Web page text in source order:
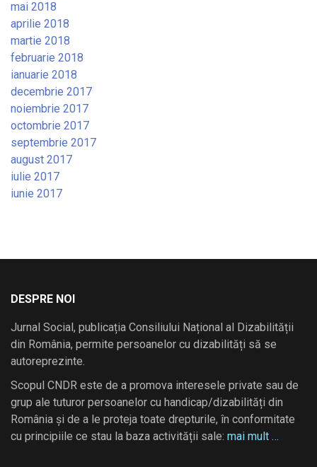
mai 2018
aprilie 2018
martie 2018
februarie 2018
ianuarie 2018
decembrie 2017
noiembrie 2017
octombrie 2017
septembrie 2017
august 2017
iulie 2017
iunie 2017
DESPRE NOI
Jurnal Social, publicația Consiliului Național al Dizabilității
din România, permite persoanelor cu dizabilități să se
autoreprezinte.
Scopul CNDR este de a promova interesele private sau de
grup ale tuturor persoanelor cu handicap/dizabilități din
România și de a le proteja toate drepturile, în conformitate
cu principiile ce stau la baza activității sale: mai mult …